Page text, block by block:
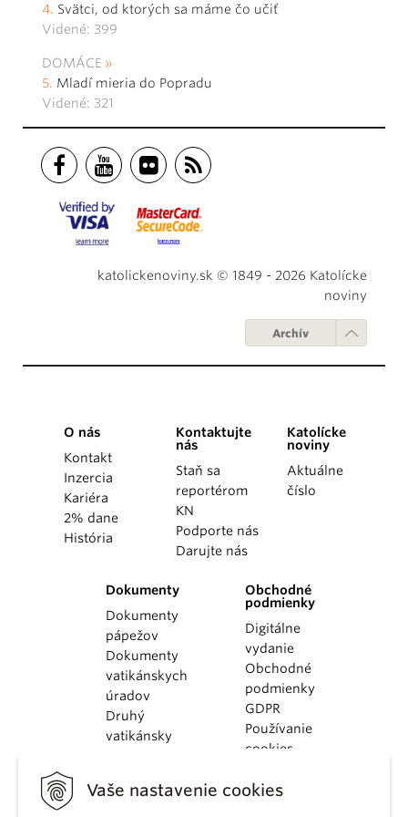
Vaše nastavenie cookies
Svätci, od ktorých sa máme čo učiť
Videné: 399
DOMÁCE
Mladí mieria do Popradu
Videné: 321
katolickenoviny.sk © 1849 - 2026 Katolícke
noviny
Archív
O nás
Kontakt
Inzercia
Kariéra
2% dane
História
Kontaktujte
nás
Staň sa
reportérom
KN
Podporte nás
Darujte nás
Katolícke
noviny
Aktuálne
číslo
Dokumenty
Dokumenty
pápežov
Dokumenty
vatikánskych
úradov
Druhý
vatikánsky
KBS
Obchodné
podmienky
Digitálne
vydanie
Obchodné
podmienky
GDPR
Používanie
cookies